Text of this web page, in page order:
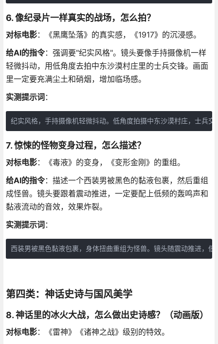
6. 像纪录片一样真实的战场，怎么拍？
对标电影：《黑鹰坠落》的真实感，《1917》的沉浸感。
给AI的指令：强调要"纪实风格"。镜头要像手持摄像机一样
轻微抖动，用低角度去拍中东沙漠村庄里的士兵交锋。画面
里一定要充满尘土和硝烟，增加临场感。
实测提示词：
纪实风格，手持摄像机轻微抖动。低角度拍摄中东沙漠村庄，士兵
7. 惊悚的怪物变身过程，怎么描述？
对标电影：《毒液》的变身，《变形金刚》的重组。
给AI的指令：描述一个西装男被黑色的黏液包裹，然后重组
成怪兽。镜头要跟着震动推进，一定要配上低频的轰鸣声和
黏液流动的音效，效果炸裂。
实测提示词：
西装男被黑色黏液包裹，身体扭曲重组为怪兽。镜头随震动推进，
第四类：神话史诗与国风美学
8. 神话里的冰火大战，怎么做出史诗感？（动画版）
对标电影：《雷神》《诸神之战》级别的特效。